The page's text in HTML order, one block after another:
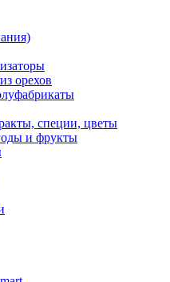
орехов
специи, цветы
и фрукты